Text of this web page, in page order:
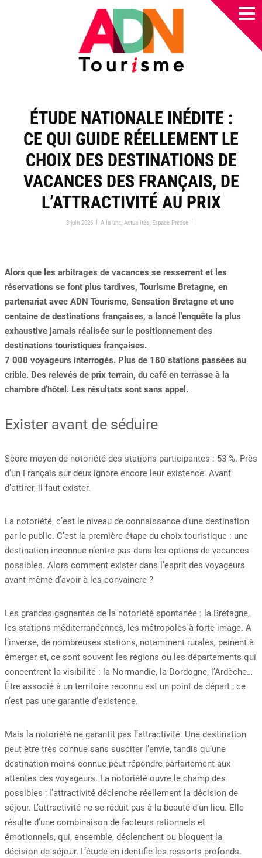
ÉTUDE NATIONALE INÉDITE :
CE QUI GUIDE RÉELLEMENT LE
CHOIX DES DESTINATIONS DE
VACANCES DES FRANÇAIS, DE
L’ATTRACTIVITÉ AU PRIX
3 juin 2026 | A la une, Actualités, Espace Presse |
Alors que les arbitrages de vacances se resserrent et les
réservations se font plus tardives, Tourisme Bretagne, en
partenariat avec ADN Tourisme, Sensation Bretagne et une
centaine de destinations françaises, a lancé l’enquête la plus
exhaustive jamais réalisée sur le positionnement des
destinations touristiques françaises.
7 000 voyageurs interrogés. Plus de 180 stations passées au
crible. Des relevés de prix terrain, du café en terrasse à la
chambre d’hôtel. Les résultats sont sans appel.
Exister avant de séduire
Score moyen de notoriété des stations participantes : 53 %. Près
d’un Français sur deux ignore encore leur existence. Avant
d’attirer, il faut exister.
La notoriété, c’est le niveau de connaissance d’une destination
par le public. C’est la première étape du choix touristique : une
destination inconnue n’entre pas dans les options de vacances
possibles. Alors comment exister dans l’esprit des voyageurs
avant même d’avoir à les convaincre ?
Les grandes gagnantes de la notoriété spontanée : la Bretagne,
les stations méditerranéennes, les métropoles à forte image. A
l’inverse, de nombreuses stations, notamment rurales, peinent à
émerger et, ce sont souvent les régions ou les départements qui
concentrent la visibilité : la Normandie, la Dordogne, l’Ardèche…
Être associé à un territoire reconnu est un point de départ ; ce
n’est pas une garantie d’existence.
Mais la notoriété ne garantit pas l’attractivité. Une destination
peut être très connue sans susciter l’envie, tandis qu’une
destination moins connue peut répondre parfaitement aux
attentes des voyageurs. La notoriété ouvre le champ des
possibles ; l’attractivité déclenche réellement la décision de
séjour. L’attractivité ne se réduit pas à la beauté d’un lieu. Elle
résulte d’une combinaison de facteurs rationnels et
émotionnels, qui, ensemble, déclenchent ou bloquent la
décision de séjour. L’étude en identifie les ressorts profonds.